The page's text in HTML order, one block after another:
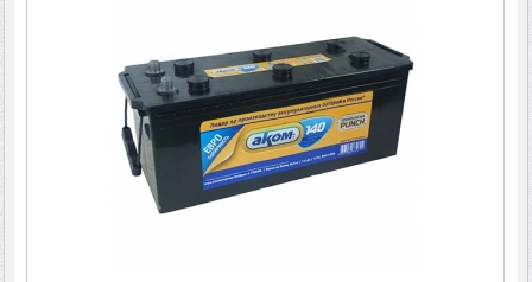
НОЖИ РЕЖУЩИХ АППАРАТОВ ЖАТОК, ИЗМЕЛЬЧИТЕЛЕЙ,
К транспортёрам навозоудаления